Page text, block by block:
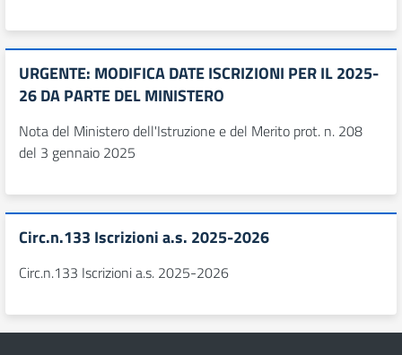
URGENTE: MODIFICA DATE ISCRIZIONI PER IL 2025-
26 DA PARTE DEL MINISTERO
Nota del Ministero dell'Istruzione e del Merito prot. n. 208
del 3 gennaio 2025
Circ.n.133 Iscrizioni a.s. 2025-2026
Circ.n.133 Iscrizioni a.s. 2025-2026